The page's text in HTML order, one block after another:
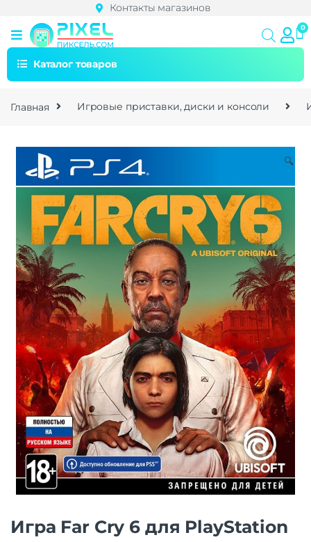
Контакты магазинов
Каталог товаров
Главная Игровые приставки, диски и консоли
🔍
Игра Far Cry 6 для PlayStation